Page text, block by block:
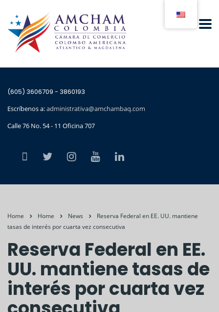
(605) 3606709 - 3860193
Escríbenos a:administrativa@amchambaq.com
Calle 76 No. 54 - 11 Oficina 707
Home Home News
Reserva Federal en EE. UU. mantiene
tasas de interés por cuarta vez consecutiva
Reserva Federal en EE.
UU. mantiene tasas de
interés por cuarta vez